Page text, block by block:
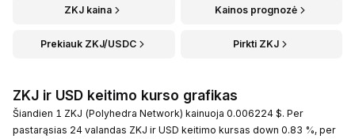
ZKJ kaina Kainos prognozė
Prekiauk ZKJ/USDC Pirkti ZKJ
ZKJ ir USD keitimo kurso grafikas
Šiandien 1 ZKJ (Polyhedra Network) kainuoja 0.006224 $. Per
pastarąsias 24 valandas ZKJ ir USD keitimo kursas down 0.83 %, per